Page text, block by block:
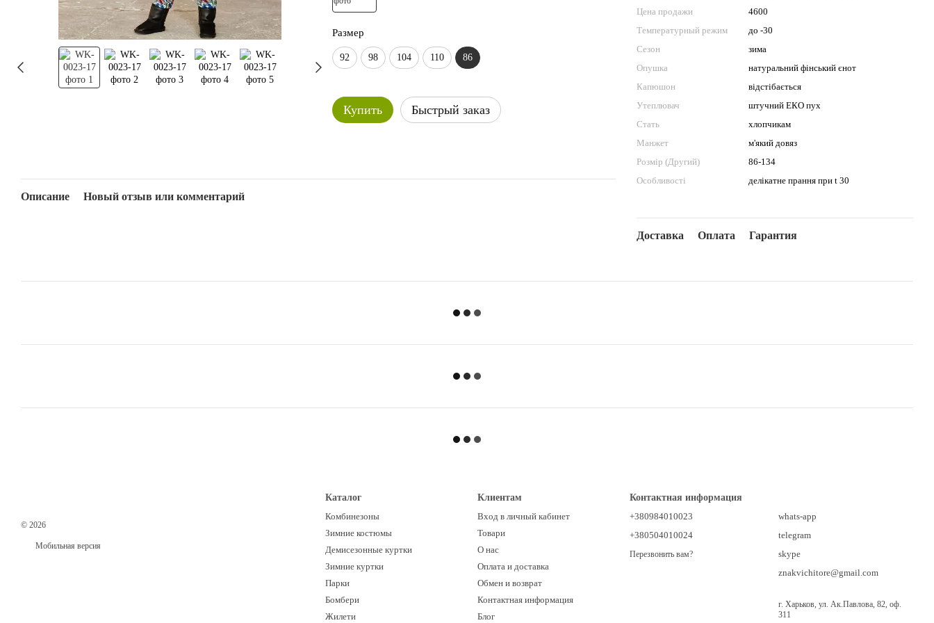
Размер
92 98 104 110 86
Купить Быстрый заказ
Цена продажи
4600
Температурный режим
до -30
Сезон
зима
Опушка
натуральний фінський єнот
Капюшон
відстібається
Утеплювач
штучний ЕКО пух
Стать
хлопчикам
Манжет
м'який довяз
Розмір (Другий)
86-134
Особливості
делікатне прання при t 30
Доставка Оплата Гарантия
Описание Новый отзыв или комментарий
© 2026
Мобильная версия
Каталог
Комбинезоны
Зимние костюмы
Демисезонные куртки
Зимние куртки
Парки
Бомбери
Жилети
Клиентам
Вход в личный кабинет
Товари
О нас
Оплата и доставка
Обмен и возврат
Контактная информация
Блог
Контактная информация
+380984010023
+380504010024
Перезвонить вам?
whats-app
telegram
skype
znakvichitore@gmail.com
г. Харьков, ул. Ак.Павлова, 82, оф.
311